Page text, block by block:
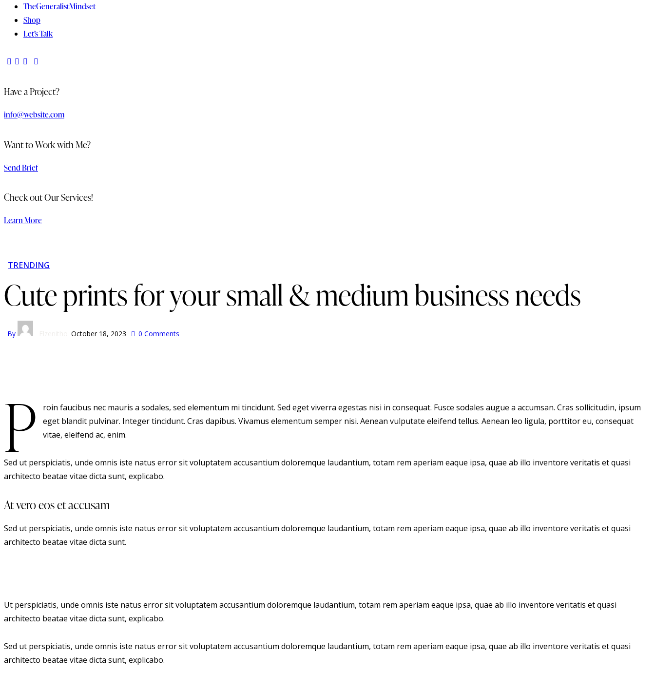
TheGeneralistMindset
Shop
Let’s Talk
Have a Project?
info@website.com
Want to Work with Me?
Send Brief
Check out Our Services!
Learn More
TRENDING
Cute prints for your small & medium business needs
By October 18, 2023 0 Comments
P
roin faucibus nec mauris a sodales, sed elementum mi tincidunt. Sed eget viverra egestas nisi in consequat. Fusce sodales augue a accumsan. Cras sollicitudin, ipsum
eget blandit pulvinar. Integer tincidunt. Cras dapibus. Vivamus elementum semper nisi. Aenean vulputate eleifend tellus. Aenean leo ligula, porttitor eu, consequat
vitae, eleifend ac, enim.
Sed ut perspiciatis, unde omnis iste natus error sit voluptatem accusantium doloremque laudantium, totam rem aperiam eaque ipsa, quae ab illo inventore veritatis et quasi
architecto beatae vitae dicta sunt, explicabo.
At vero eos et accusam
Sed ut perspiciatis, unde omnis iste natus error sit voluptatem accusantium doloremque laudantium, totam rem aperiam eaque ipsa, quae ab illo inventore veritatis et quasi
architecto beatae vitae dicta sunt.
Ut perspiciatis, unde omnis iste natus error sit voluptatem accusantium doloremque laudantium, totam rem aperiam eaque ipsa, quae ab illo inventore veritatis et quasi
architecto beatae vitae dicta sunt, explicabo.
Sed ut perspiciatis, unde omnis iste natus error sit voluptatem accusantium doloremque laudantium, totam rem aperiam eaque ipsa, quae ab illo inventore veritatis et quasi
architecto beatae vitae dicta sunt, explicabo.